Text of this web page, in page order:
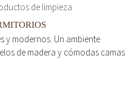
de limpieza
y modernos. Un ambiente
de madera y cómodas camas